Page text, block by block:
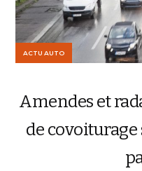
ACTU AUTO
Amendes et
de